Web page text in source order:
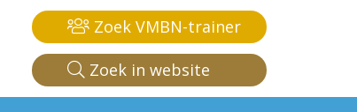
Zoek VMBN-trainer
Zoek in website